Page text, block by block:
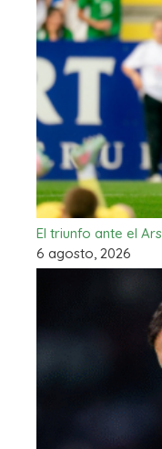
El triunfo ante el
6 agosto, 2026